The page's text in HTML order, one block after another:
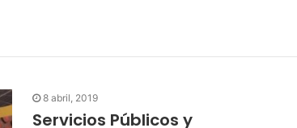
8 abril, 2019
Servicios Públicos y